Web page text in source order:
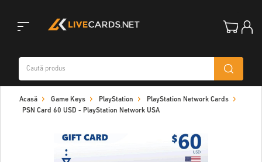
navigation
Acasă Game Keys PlayStation
PlayStation Network Cards
PSN Card 60 USD - PlayStation Network USA